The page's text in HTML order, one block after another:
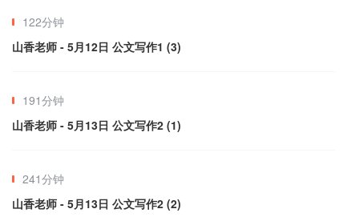
122分钟
山香老师 - 5月12日 公文写作1 (3)
191分钟
山香老师 - 5月13日 公文写作2 (1)
241分钟
山香老师 - 5月13日 公文写作2 (2)